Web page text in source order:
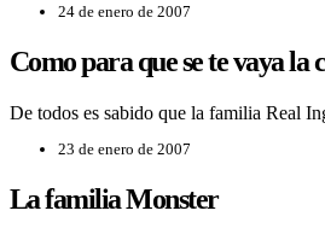
24 de enero de 2007
Como para que se te vaya la
De todos es sabido que la familia Real
23 de enero de 2007
La familia Monster